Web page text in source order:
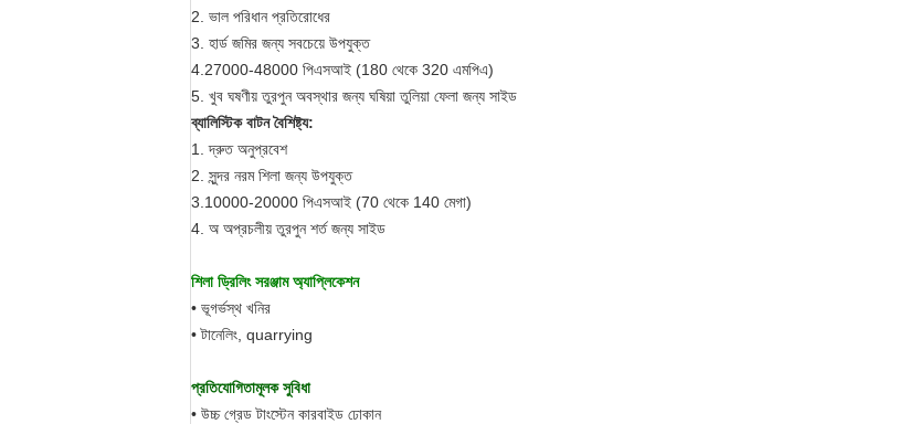
2. ভাল পরিধান প্রতিরোধের
3. হার্ড জমির জন্য সবচেয়ে উপযুক্ত
4.27000-48000 পিএসআই (180 থেকে 320 এমপিএ)
5. খুব ঘষণীয় তুরপুন অবস্থার জন্য ঘষিয়া তুলিয়া ফেলা জন্য সাইড
ব্যালিস্টিক বাটন বৈশিষ্ট্য:
1. দ্রুত অনুপ্রবেশ
2. সুন্দর নরম শিলা জন্য উপযুক্ত
3.10000-20000 পিএসআই (70 থেকে 140 মেগা)
4. অ অপ্রচলীয় তুরপুন শর্ত জন্য সাইড
শিলা ড্রিলিং সরঞ্জাম অ্যাপ্লিকেশন
• ভূগর্ভস্থ খনির
• টানেলিং, quarrying
প্রতিযোগিতামূলক সুবিধা
• উচ্চ গ্রেড টাংস্টেন কারবাইড ঢোকান